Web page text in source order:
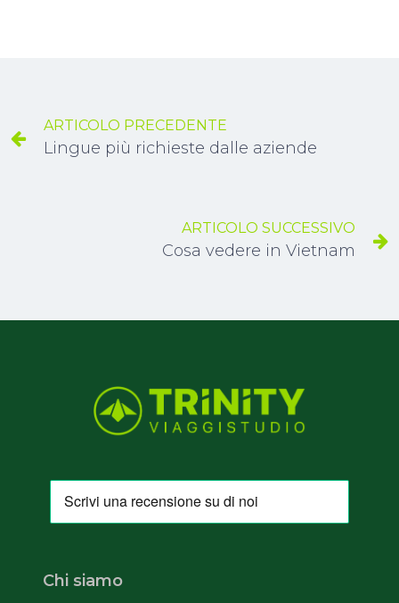
ARTICOLO PRECEDENTE
Lingue più richieste dalle aziende
ARTICOLO SUCCESSIVO
Cosa vedere in Vietnam
Chi siamo